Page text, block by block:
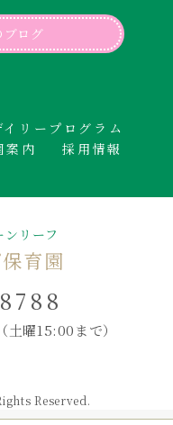
ブログ
イリープログラム
案内
採用情報
リーフ
育園
（土曜15:00まで）
Reserved.